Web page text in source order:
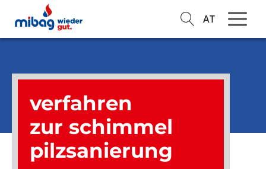
AT
verfahren
zur schimmel
pilzsanierung